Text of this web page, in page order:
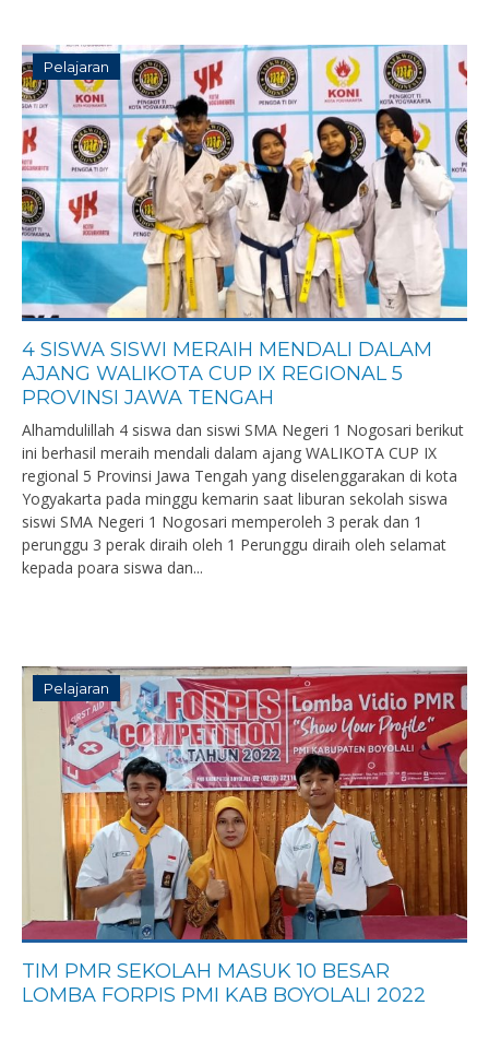
Pelajaran
4 SISWA SISWI MERAIH MENDALI DALAM
AJANG WALIKOTA CUP IX REGIONAL 5
PROVINSI JAWA TENGAH
Alhamdulillah 4 siswa dan siswi SMA Negeri 1 Nogosari berikut
ini berhasil meraih mendali dalam ajang WALIKOTA CUP IX
regional 5 Provinsi Jawa Tengah yang diselenggarakan di kota
Yogyakarta pada minggu kemarin saat liburan sekolah siswa
siswi SMA Negeri 1 Nogosari memperoleh 3 perak dan 1
perunggu 3 perak diraih oleh 1 Perunggu diraih oleh selamat
kepada poara siswa dan...
Pelajaran
TIM PMR SEKOLAH MASUK 10 BESAR
LOMBA FORPIS PMI KAB BOYOLALI 2022